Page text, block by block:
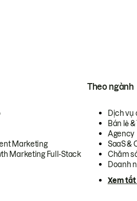
Marketing
Marketing Full-Stack
Theo ngành
Dịch vụ
Bán lẻ
Agency
SaaS &
Chăm
Doanh
Xem